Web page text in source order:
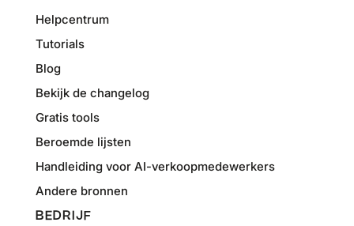
Helpcentrum
Tutorials
Blog
Bekijk de changelog
Gratis tools
Beroemde lijsten
Handleiding voor AI-verkoopmedewerkers
Andere bronnen
BEDRIJF